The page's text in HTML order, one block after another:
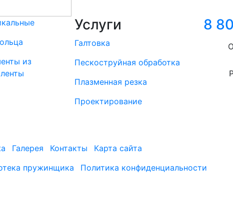
из
Услуги
Галтовка
Пескоструйная обработка
Плазменная резка
Проектирование
8
Галерея Контакты
Карта сайта
пружинщика
Политика конфиденциальности